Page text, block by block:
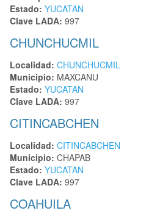
Estado: YUCATAN
Clave LADA: 997
CHUNCHUCMIL
Localidad: CHUNCHUCMIL
Municipio: MAXCANU
Estado: YUCATAN
Clave LADA: 997
CITINCABCHEN
Localidad: CITINCABCHEN
Municipio: CHAPAB
Estado: YUCATAN
Clave LADA: 997
COAHUILA